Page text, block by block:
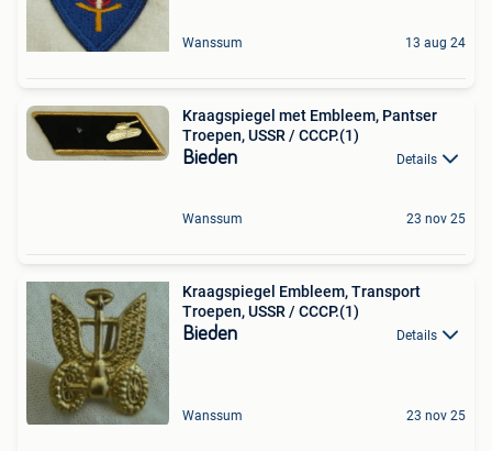
Wanssum 13 aug 24
Kraagspiegel met Embleem, Pantser
Troepen, USSR / CCCP.(1)
Bieden Details
Wanssum 23 nov 25
Kraagspiegel Embleem, Transport
Troepen, USSR / CCCP.(1)
Bieden Details
Wanssum 23 nov 25